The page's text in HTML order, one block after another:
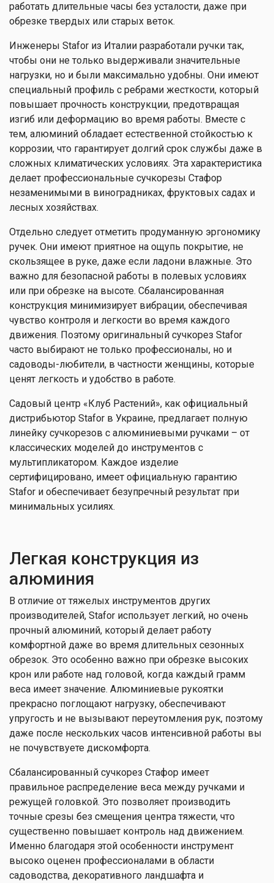
работать длительные часы без усталости, даже при
обрезке твердых или старых веток.
Инженеры Stafor из Италии разработали ручки так,
чтобы они не только выдерживали значительные
нагрузки, но и были максимально удобны. Они имеют
специальный профиль с ребрами жесткости, который
повышает прочность конструкции, предотвращая
изгиб или деформацию во время работы. Вместе с
тем, алюминий обладает естественной стойкостью к
коррозии, что гарантирует долгий срок службы даже в
сложных климатических условиях. Эта характеристика
делает профессиональные сучкорезы Стафор
незаменимыми в виноградниках, фруктовых садах и
лесных хозяйствах.
Отдельно следует отметить продуманную эргономику
ручек. Они имеют приятное на ощупь покрытие, не
скользящее в руке, даже если ладони влажные. Это
важно для безопасной работы в полевых условиях
или при обрезке на высоте. Сбалансированная
конструкция минимизирует вибрации, обеспечивая
чувство контроля и легкости во время каждого
движения. Поэтому оригинальный сучкорез Stafor
часто выбирают не только профессионалы, но и
садоводы-любители, в частности женщины, которые
ценят легкость и удобство в работе.
Садовый центр «Клуб Растений», как официальный
дистрибьютор Stafor в Украине, предлагает полную
линейку сучкорезов с алюминиевыми ручками – от
классических моделей до инструментов с
мультипликатором. Каждое изделие
сертифицировано, имеет официальную гарантию
Stafor и обеспечивает безупречный результат при
минимальных усилиях.
Легкая конструкция из
алюминия
В отличие от тяжелых инструментов других
производителей, Stafor использует легкий, но очень
прочный алюминий, который делает работу
комфортной даже во время длительных сезонных
обрезок. Это особенно важно при обрезке высоких
крон или работе над головой, когда каждый грамм
веса имеет значение. Алюминиевые рукоятки
прекрасно поглощают нагрузку, обеспечивают
упругость и не вызывают переутомления рук, поэтому
даже после нескольких часов интенсивной работы вы
не почувствуете дискомфорта.
Сбалансированный сучкорез Стафор имеет
правильное распределение веса между ручками и
режущей головкой. Это позволяет производить
точные срезы без смещения центра тяжести, что
существенно повышает контроль над движением.
Именно благодаря этой особенности инструмент
высоко оценен профессионалами в области
садоводства, декоративного ландшафта и